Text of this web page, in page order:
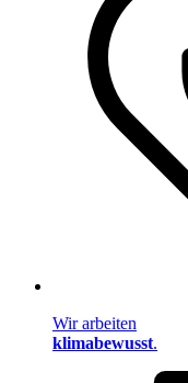
Wir arbeiten
klimabewusst.